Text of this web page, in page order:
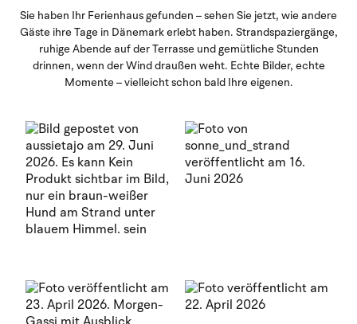
Sie haben Ihr Ferienhaus gefunden – sehen Sie jetzt, wie andere
Gäste ihre Tage in Dänemark erlebt haben. Strandspaziergänge,
ruhige Abende auf der Terrasse und gemütliche Stunden
drinnen, wenn der Wind draußen weht. Echte Bilder, echte
Momente – vielleicht schon bald Ihre eigenen.